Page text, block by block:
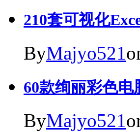
210套可视化
ByMajyo521
60款绚丽彩色
ByMajyo521